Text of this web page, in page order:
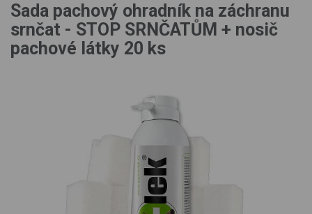
Sada pachový ohradník na záchranu
srnčat - STOP SRNČATŮM + nosič
pachové látky 20 ks